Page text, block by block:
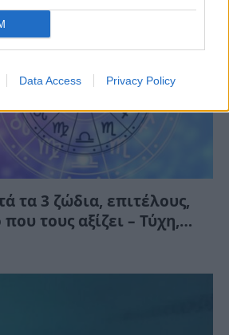
Data Access Privacy Policy
τα 3 ζώδια, επιτέλους,
τους αξίζει – Τύχη,
εξελίξεις